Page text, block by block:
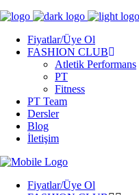
Fiyatlar/Üye Ol
FASHION CLUB
Atletik Performans
PT
Fitness
PT Team
Dersler
Blog
İletişim
Fiyatlar/Üye Ol